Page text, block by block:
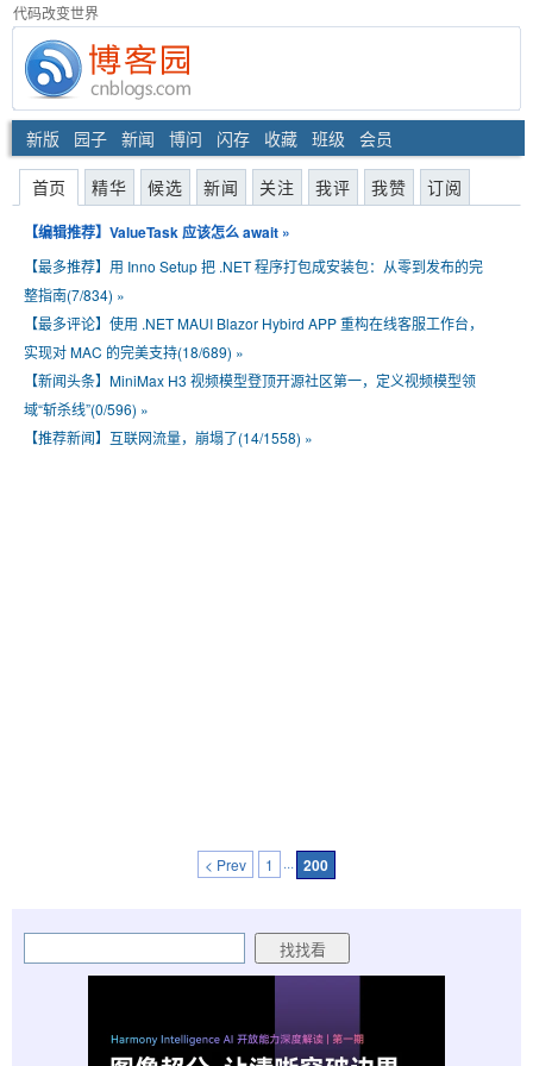
代码改变世界
新版 园子 新闻 博问 闪存 收藏 班级 会员
首页 精华 候选 新闻 关注 我评 我赞 订阅
【编辑推荐】 ValueTask 应该怎么 await »
【最多推荐】 用 Inno Setup 把 .NET 程序打包成安装包：从零到发布的完
整指南(7/834) »
【最多评论】 使用 .NET MAUI Blazor Hybird APP 重构在线客服工作台，
实现对 MAC 的完美支持(18/689) »
【新闻头条】 MiniMax H3 视频模型登顶开源社区第一，定义视频模型领
域“斩杀线”(0/596) »
【推荐新闻】 互联网流量，崩塌了(14/1558) »
< Prev 1 ··· 200